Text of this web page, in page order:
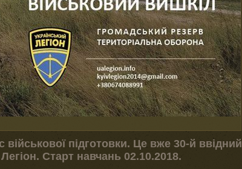
підготовки. Це вже 30-й ввідний
Старт навчань 02.10.2018.